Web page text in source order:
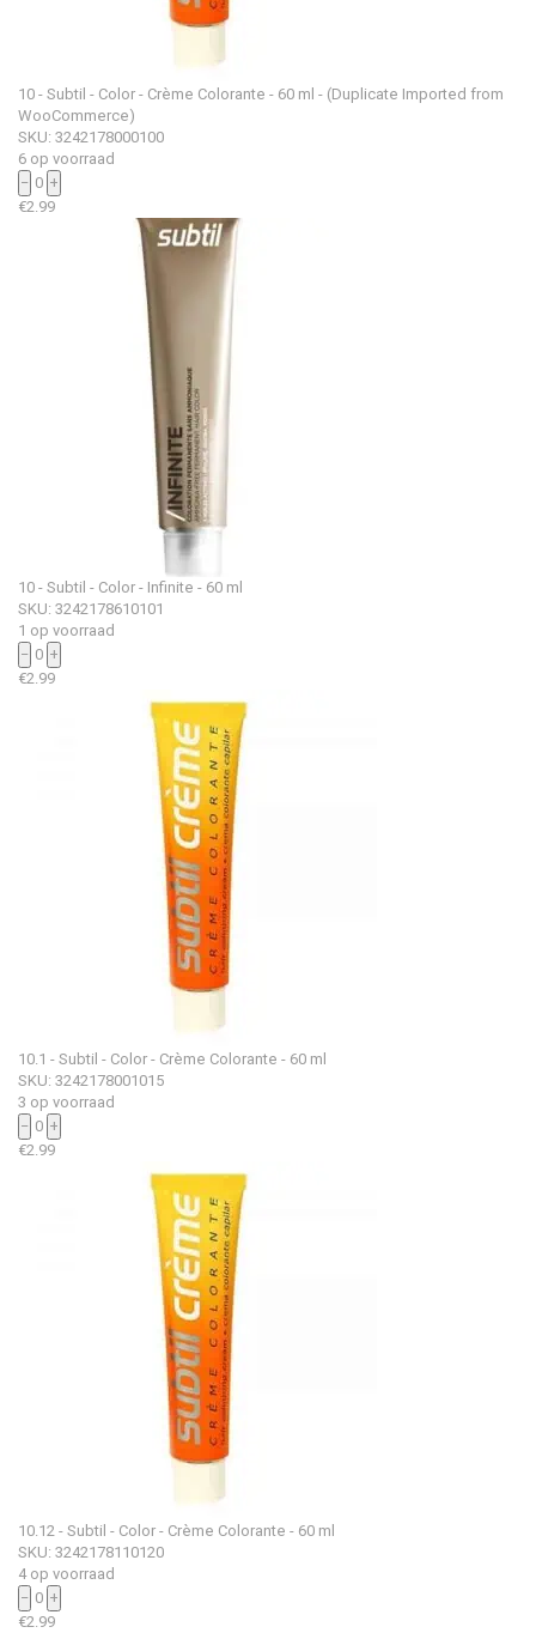
10 - Subtil - Color - Crème Colorante - 60 ml - (Duplicate Imported from
WooCommerce)
SKU: 3242178000100
6 op voorraad
− 0 +
€2.99
10 - Subtil - Color - Infinite - 60 ml
SKU: 3242178610101
1 op voorraad
− 0 +
€2.99
10.1 - Subtil - Color - Crème Colorante - 60 ml
SKU: 3242178001015
3 op voorraad
− 0 +
€2.99
10.12 - Subtil - Color - Crème Colorante - 60 ml
SKU: 3242178110120
4 op voorraad
− 0 +
€2.99